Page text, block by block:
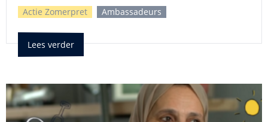
Actie Zomerpret
Ambassadeurs
Lees verder